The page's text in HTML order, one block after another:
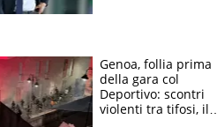
Genoa, follia prima
della gara col
Deportivo: scontri
violenti tra tifosi, il